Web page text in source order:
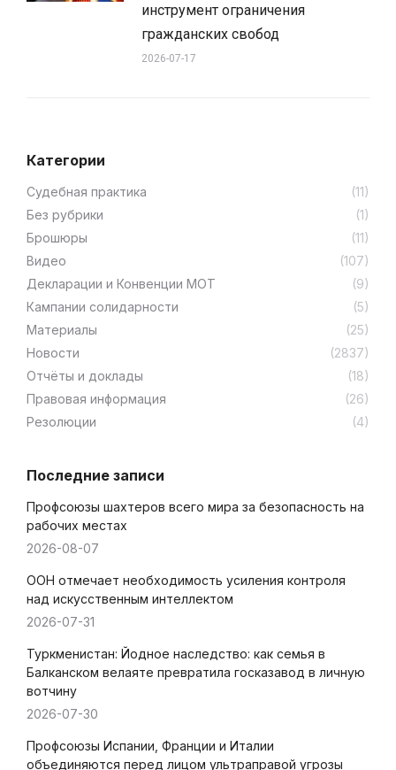
инструмент ограничения
гражданских свобод
2026-07-17
Категории
Cудебная практика
(11)
Без рубрики
(1)
Брошюры
(11)
Видео
(107)
Декларации и Конвенции МОТ
(9)
Кампании солидарности
(5)
Материалы
(25)
Новости
(2837)
Отчёты и доклады
(18)
Правовая информация
(26)
Резолюции
(4)
Последние записи
Профсоюзы шахтеров всего мира за безопасность на
рабочих местах
2026-08-07
ООН отмечает необходимость усиления контроля
над искусственным интеллектом
2026-07-31
Туркменистан: Йодное наследство: как семья в
Балканском велаяте превратила госказавод в личную
вотчину
2026-07-30
Профсоюзы Испании, Франции и Италии
объединяются перед лицом ультраправой угрозы